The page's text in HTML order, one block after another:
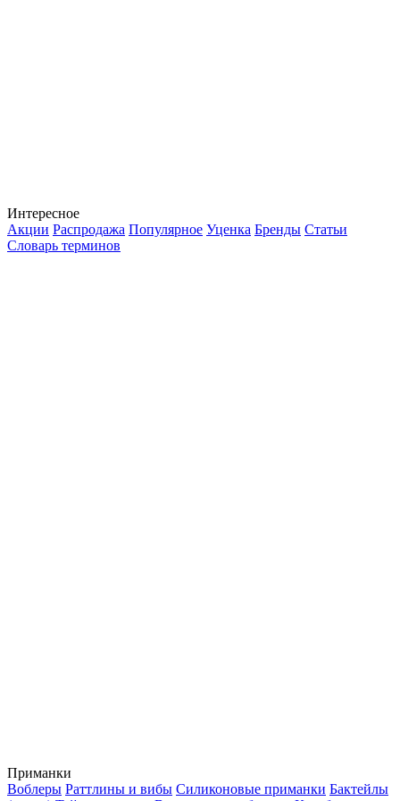
Интересное
Акции Распродажа Популярное Уценка Бренды Статьи
Словарь терминов
Приманки
Воблеры Раттлины и вибы Силиконовые приманки Бактейлы